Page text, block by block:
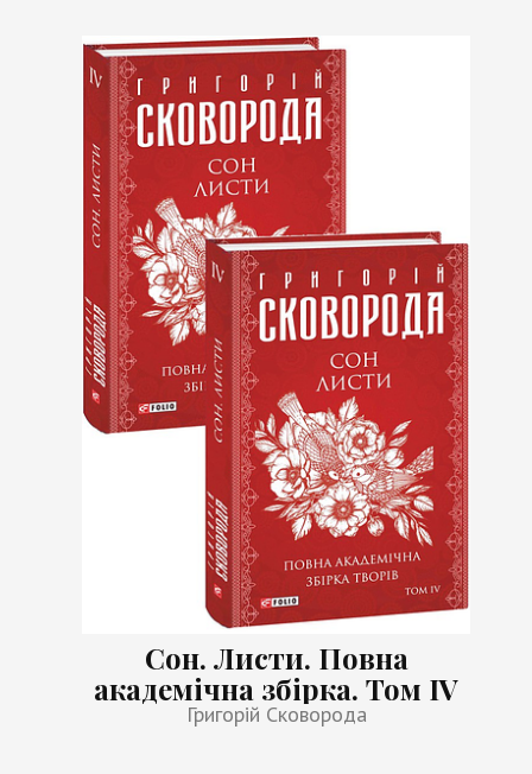
Сон. Листи. Повна
академічна збірка. Том ІV
Григорій Сковорода